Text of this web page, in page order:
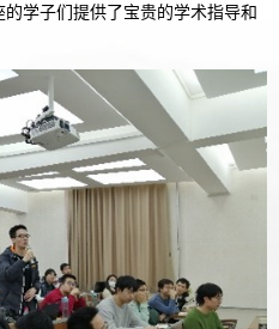
学子们提供了宝贵的学术指导和